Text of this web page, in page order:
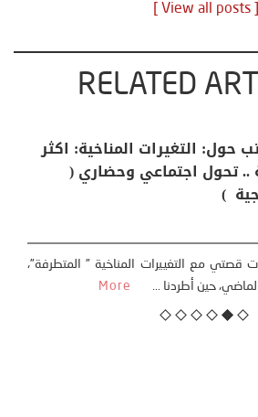
RELATED
حول: التغيرات المناخية: اكثر
تحول اجتماعي وحضاري (
)
قصتي مع التغييرات المناخية ” المتطرفة”،
حين أطردنا ...
More